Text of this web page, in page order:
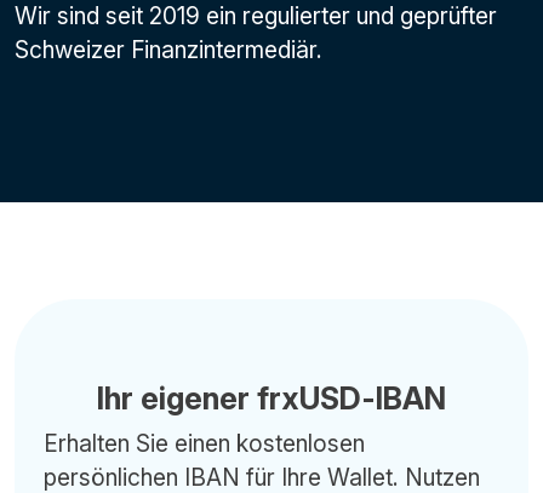
Wir sind seit 2019 ein regulierter und geprüfter
Schweizer Finanzintermediär.
Ihr eigener frxUSD-IBAN
Erhalten Sie einen kostenlosen
persönlichen IBAN für Ihre Wallet. Nutzen